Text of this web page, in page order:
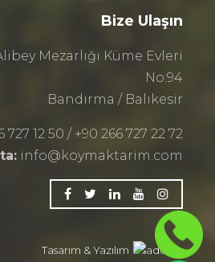
Bize Ulaşın
Mezarlığı Küme Evleri
No:94
Bandırma / Balıkesir
727 12 50 / +90 266 727 22 72
info@koymaktarim.com
Tasarım & Yazılım